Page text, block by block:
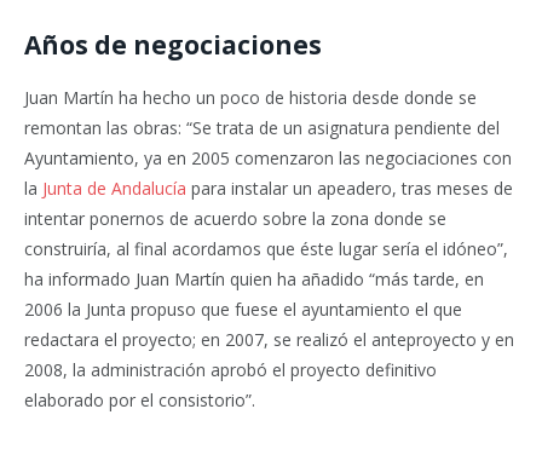
Años de negociaciones
Juan Martín ha hecho un poco de historia desde donde se
remontan las obras: “Se trata de un asignatura pendiente del
Ayuntamiento, ya en 2005 comenzaron las negociaciones con
la Junta de Andalucía para instalar un apeadero, tras meses de
intentar ponernos de acuerdo sobre la zona donde se
construiría, al final acordamos que éste lugar sería el idóneo”,
ha informado Juan Martín quien ha añadido “más tarde, en
2006 la Junta propuso que fuese el ayuntamiento el que
redactara el proyecto; en 2007, se realizó el anteproyecto y en
2008, la administración aprobó el proyecto definitivo
elaborado por el consistorio”.